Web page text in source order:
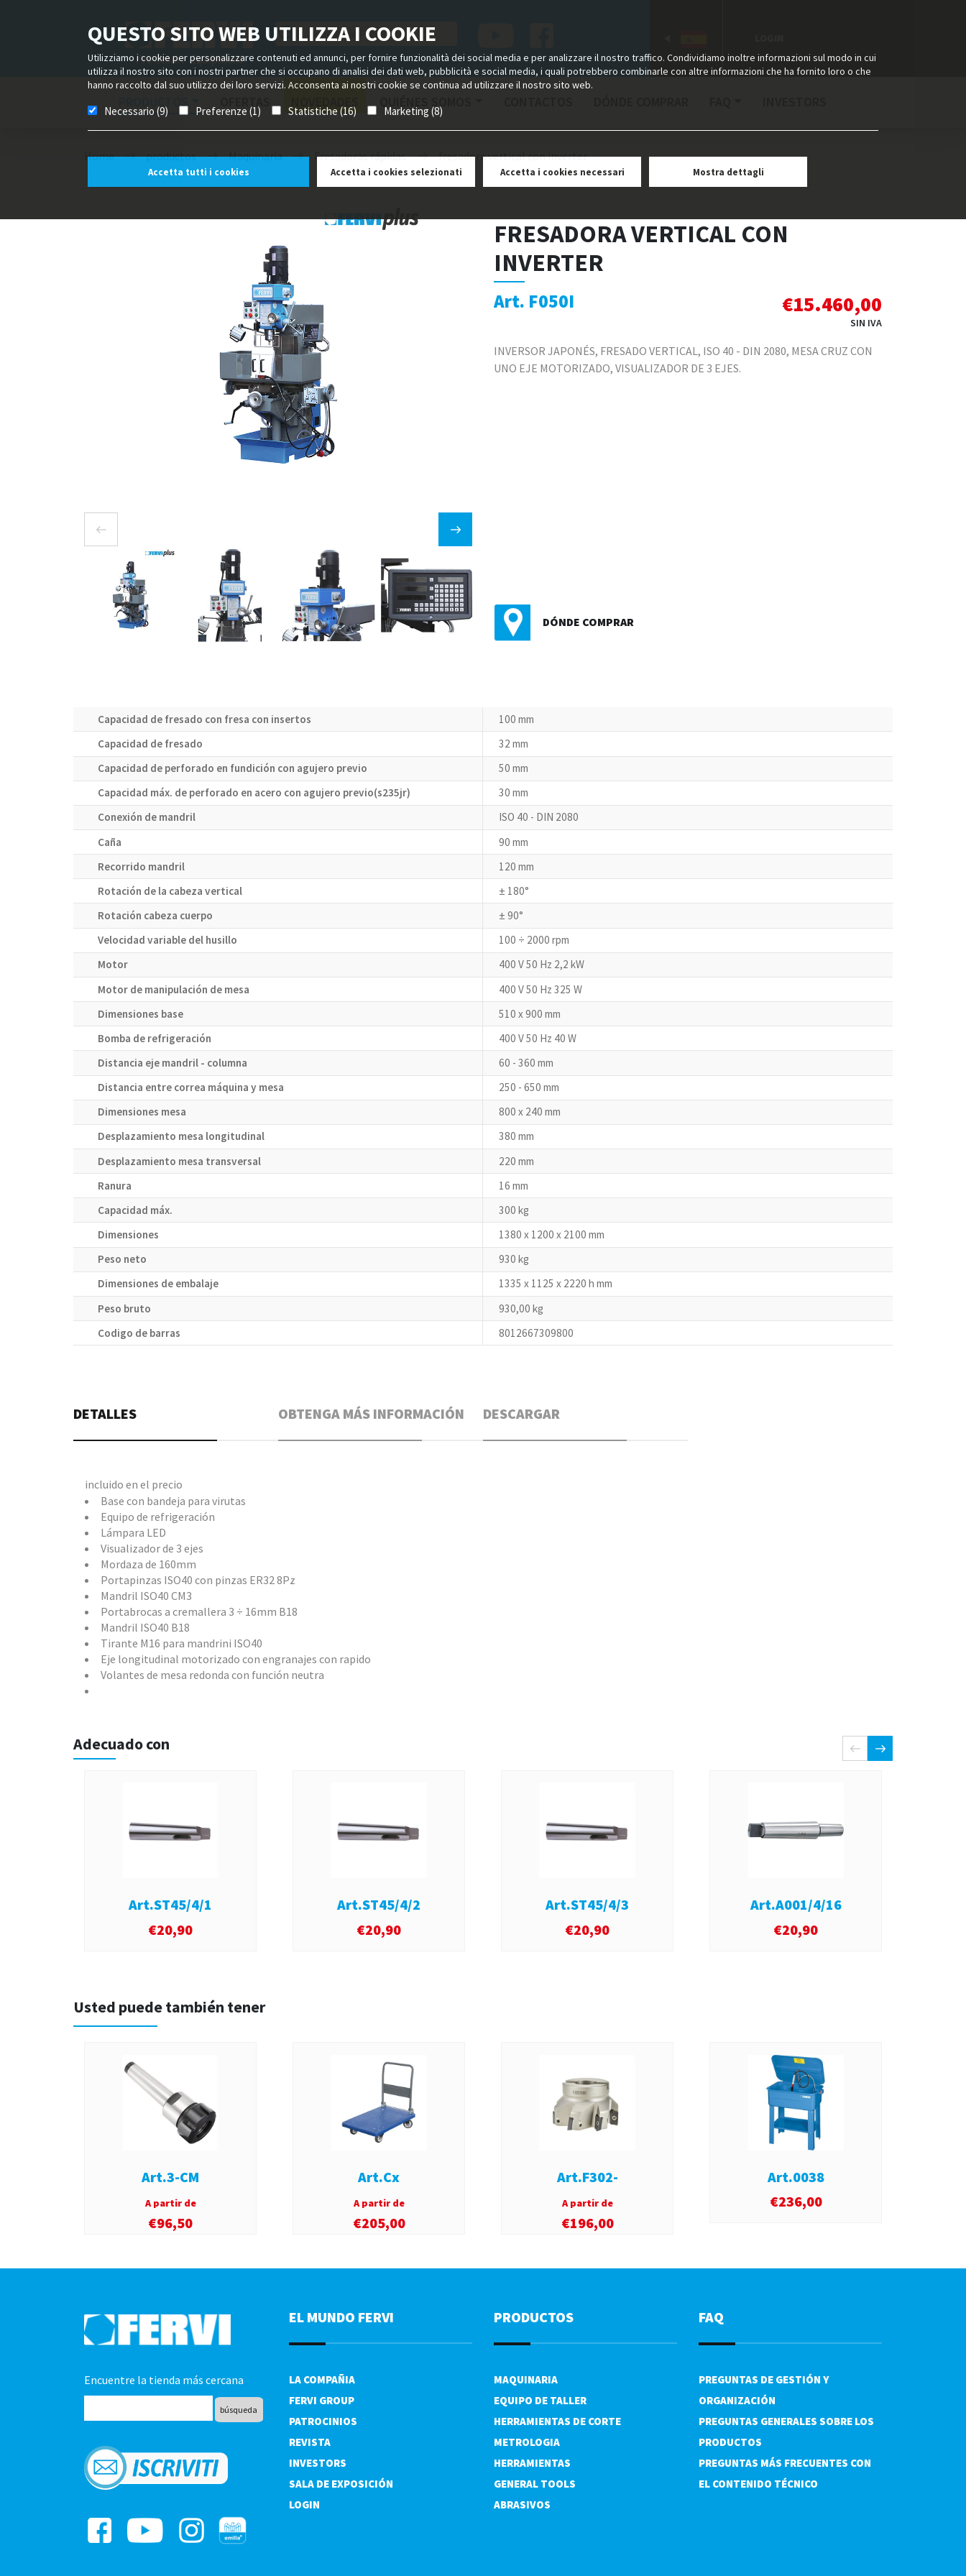
QUESTO SITO WEB UTILIZZA I COOKIE
Utilizziamo i cookie per personalizzare contenuti ed annunci, per fornire funzionalità dei social media e per analizzare il nostro traffico. Condividiamo inoltre informazioni sul modo in cui
utilizza il nostro sito con i nostri partner che si occupano di analisi dei dati web, pubblicità e social media, i quali potrebbero combinarle con altre informazioni che ha fornito loro o che
hanno raccolto dal suo utilizzo dei loro servizi. Acconsenta ai nostri cookie se continua ad utilizzare il nostro sito web.
Necessario (9) Preferenze (1) Statistiche (16) Marketing (8)
Accetta tutti i cookies Accetta i cookies selezionati Accetta i cookies necessari Mostra dettagli
PRODUCTOS
Home productos Maquinaria Fresadoras rápidas fresadora vertical con inverter
FRESADORA VERTICAL CON
INVERTER
Art. F050I €15.460,00
SIN IVA
INVERSOR JAPONÉS, FRESADO VERTICAL, ISO 40 - DIN 2080, MESA CRUZ CON
UNO EJE MOTORIZADO, VISUALIZADOR DE 3 EJES.
DÓNDE COMPRAR
Capacidad de fresado con fresa con insertos
100 mm
Capacidad de fresado
32 mm
Capacidad de perforado en fundición con agujero previo
50 mm
Capacidad máx. de perforado en acero con agujero previo(s235jr)
30 mm
Conexión de mandril
ISO 40 - DIN 2080
Caña
90 mm
Recorrido mandril
120 mm
Rotación de la cabeza vertical
± 180°
Rotación cabeza cuerpo
± 90°
Velocidad variable del husillo
100 ÷ 2000 rpm
Motor
400 V 50 Hz 2,2 kW
Motor de manipulación de mesa
400 V 50 Hz 325 W
Dimensiones base
510 x 900 mm
Bomba de refrigeración
400 V 50 Hz 40 W
Distancia eje mandril - columna
60 - 360 mm
Distancia entre correa máquina y mesa
250 - 650 mm
Dimensiones mesa
800 x 240 mm
Desplazamiento mesa longitudinal
380 mm
Desplazamiento mesa transversal
220 mm
Ranura
16 mm
Capacidad máx.
300 kg
Dimensiones
1380 x 1200 x 2100 mm
Peso neto
930 kg
Dimensiones de embalaje
1335 x 1125 x 2220 h mm
Peso bruto
930,00 kg
Codigo de barras
8012667309800
DETALLES OBTENGA MÁS INFORMACIÓN DESCARGAR
incluido en el precio
Base con bandeja para virutas
Equipo de refrigeración
Lámpara LED
Visualizador de 3 ejes
Mordaza de 160mm
Portapinzas ISO40 con pinzas ER32 8Pz
Mandril ISO40 CM3
Portabrocas a cremallera 3 ÷ 16mm B18
Mandril ISO40 B18
Tirante M16 para mandrini ISO40
Eje longitudinal motorizado con engranajes con rapido
Volantes de mesa redonda con función neutra
Adecuado con
Art.ST45/4/1
€20,90
Art.ST45/4/2
€20,90
Art.ST45/4/3
€20,90
Art.A001/4/16
€20,90
Usted puede también tener
Art.3-CM
A partir de
€96,50
Art.Cx
A partir de
€205,00
Art.F302-
A partir de
€196,00
Art.0038
€236,00
Encuentre la tienda más cercana
EL MUNDO FERVI
LA COMPAÑIA
FERVI GROUP
PATROCINIOS
REVISTA
INVESTORS
SALA DE EXPOSICIÓN
LOGIN
PRODUCTOS
MAQUINARIA
EQUIPO DE TALLER
HERRAMIENTAS DE CORTE
METROLOGIA
HERRAMIENTAS
GENERAL TOOLS
ABRASIVOS
FAQ
PREGUNTAS DE GESTIÓN Y
ORGANIZACIÓN
PREGUNTAS GENERALES SOBRE LOS
PRODUCTOS
PREGUNTAS MÁS FRECUENTES CON
EL CONTENIDO TÉCNICO